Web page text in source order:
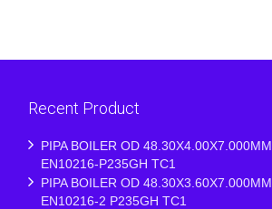
Recent Product
PIPA BOILER OD 48.30X4.00X7.000MM
EN10216-P235GH TC1
PIPA BOILER OD 48.30X3.60X7.000MM
EN10216-2 P235GH TC1